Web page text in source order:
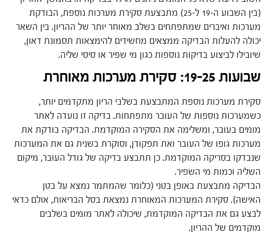
(בין השבוע ה-19 ל-25) מתבצעת סקירת מערכות נוספת, הבודקת
מערכות ואיברים שמתפתחים בשלב מאוחר יותר של ההריון. בין השאר
יכולה להעלות הבדיקה ממצאים מחשידים להימצאות תסמונת דאון,
שיובילו לביצוע בדיקות נוספות כגון מי שפיר או סיסי שליה.
שבועות 19-25: סקירת מערכות מאוחרת
סקירת מערכות נוספת המתבצעת בשלבי הריון מתקדמים יותר,
כשמערכות נוספות של העובר מתפתחות. בדיקה זו נועדה לאתר
מומים בעובר, ומשלימה את הסקירה המוקדמת. הבדיקה בודקת את
מערכות גופו של העובר ואת תפקודן, וסוקרת בשנית גם את המערכות
שנבדקו בסריקה המוקדמת. כן תתבצע בדיקה של גודל העובר, מיקום
השליה וכמות מי השפיר.
הבדיקה מתבצעת באופן בטני (כלומר שהמתמר נמצא על בטן
האישה). סקירת המערכות המאוחרת נמצאת בסל הבריאות, אולם כדאי
לבצע גם את הבדיקה המוקדמת, שיכולה לאתר מומים בשלבים
מוקדמים של ההריון.